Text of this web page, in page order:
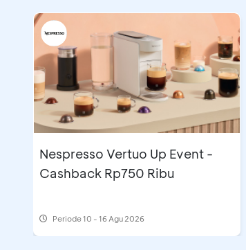
Nespresso Vertuo Up Event -
Cashback Rp750 Ribu
Periode10 - 16 Agu 2026